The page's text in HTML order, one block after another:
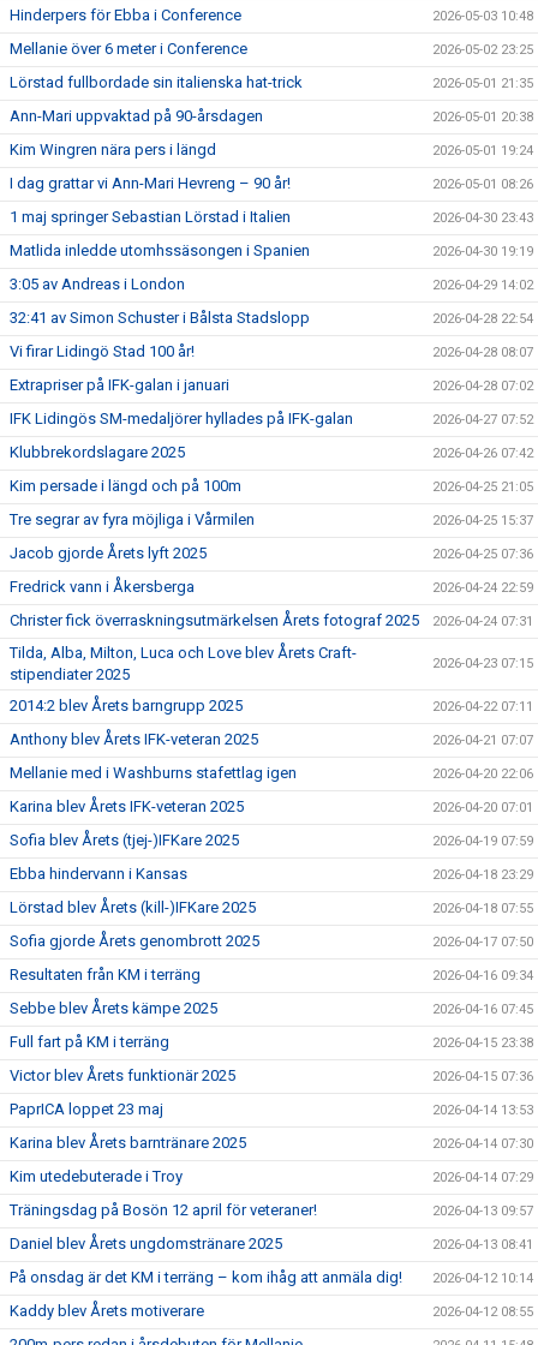
Hinderpers för Ebba i Conference 2026-05-03 10:48
Mellanie över 6 meter i Conference 2026-05-02 23:25
Lörstad fullbordade sin italienska hat-trick 2026-05-01 21:35
Ann-Mari uppvaktad på 90-årsdagen 2026-05-01 20:38
Kim Wingren nära pers i längd 2026-05-01 19:24
I dag grattar vi Ann-Mari Hevreng – 90 år! 2026-05-01 08:26
1 maj springer Sebastian Lörstad i Italien 2026-04-30 23:43
Matlida inledde utomhssäsongen i Spanien 2026-04-30 19:19
3:05 av Andreas i London 2026-04-29 14:02
32:41 av Simon Schuster i Bålsta Stadslopp 2026-04-28 22:54
Vi firar Lidingö Stad 100 år! 2026-04-28 08:07
Extrapriser på IFK-galan i januari 2026-04-28 07:02
IFK Lidingös SM-medaljörer hyllades på IFK-galan 2026-04-27 07:52
Klubbrekordslagare 2025 2026-04-26 07:42
Kim persade i längd och på 100m 2026-04-25 21:05
Tre segrar av fyra möjliga i Vårmilen 2026-04-25 15:37
Jacob gjorde Årets lyft 2025 2026-04-25 07:36
Fredrick vann i Åkersberga 2026-04-24 22:59
Christer fick överraskningsutmärkelsen Årets fotograf 2025 2026-04-24 07:31
Tilda, Alba, Milton, Luca och Love blev Årets Craft-
stipendiater 2025
2026-04-23 07:15
2014:2 blev Årets barngrupp 2025 2026-04-22 07:11
Anthony blev Årets IFK-veteran 2025 2026-04-21 07:07
Mellanie med i Washburns stafettlag igen 2026-04-20 22:06
Karina blev Årets IFK-veteran 2025 2026-04-20 07:01
Sofia blev Årets (tjej-)IFKare 2025 2026-04-19 07:59
Ebba hindervann i Kansas 2026-04-18 23:29
Lörstad blev Årets (kill-)IFKare 2025 2026-04-18 07:55
Sofia gjorde Årets genombrott 2025 2026-04-17 07:50
Resultaten från KM i terräng 2026-04-16 09:34
Sebbe blev Årets kämpe 2025 2026-04-16 07:45
Full fart på KM i terräng 2026-04-15 23:38
Victor blev Årets funktionär 2025 2026-04-15 07:36
PaprICA loppet 23 maj 2026-04-14 13:53
Karina blev Årets barntränare 2025 2026-04-14 07:30
Kim utedebuterade i Troy 2026-04-14 07:29
Träningsdag på Bosön 12 april för veteraner! 2026-04-13 09:57
Daniel blev Årets ungdomstränare 2025 2026-04-13 08:41
På onsdag är det KM i terräng – kom ihåg att anmäla dig! 2026-04-12 10:14
Kaddy blev Årets motiverare 2026-04-12 08:55